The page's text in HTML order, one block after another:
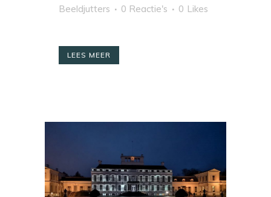
Beeldjutters
0 Reactie's 0 Likes
LEES MEER